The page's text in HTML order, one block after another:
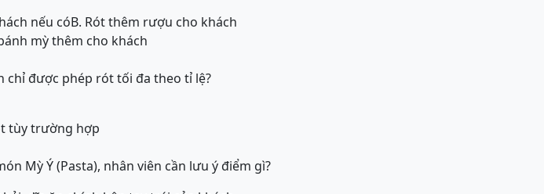
nếu cóB. Rót thêm rượu cho khách
mỳ thêm cho khách
chỉ được phép rót tối đa theo tỉ lệ?
tùy trường hợp
Mỳ Ý (Pasta), nhân viên cần lưu ý điểm gì?